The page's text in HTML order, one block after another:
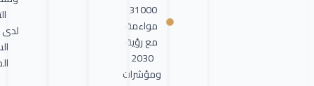
31000.
مواءمة
مع رؤية
2030
ومؤشرات
لدى